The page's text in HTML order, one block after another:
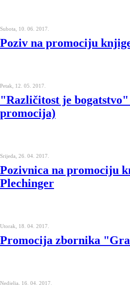
Subota, 10. 06. 2017.
Poziv na promociju
Petak, 12. 05. 2017.
"Različitost je
promocija)
Srijeda, 26. 04. 2017.
Pozivnica na promociju
Plechinger
Utorak, 18. 04. 2017.
Promocija zbornika
Nedjelja, 16. 04. 2017.